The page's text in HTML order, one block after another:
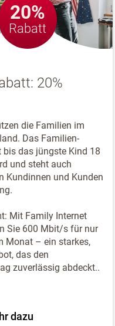
20%
Rabatt
20%
die Familien im
Das Familien-
bis das jüngste Kind 18
und steht auch
Kundinnen und Kunden
Mit Family Internet
Sie 600 Mbit/s für nur
Monat – ein starkes,
das den
zuverlässig abdeckt..
dazu